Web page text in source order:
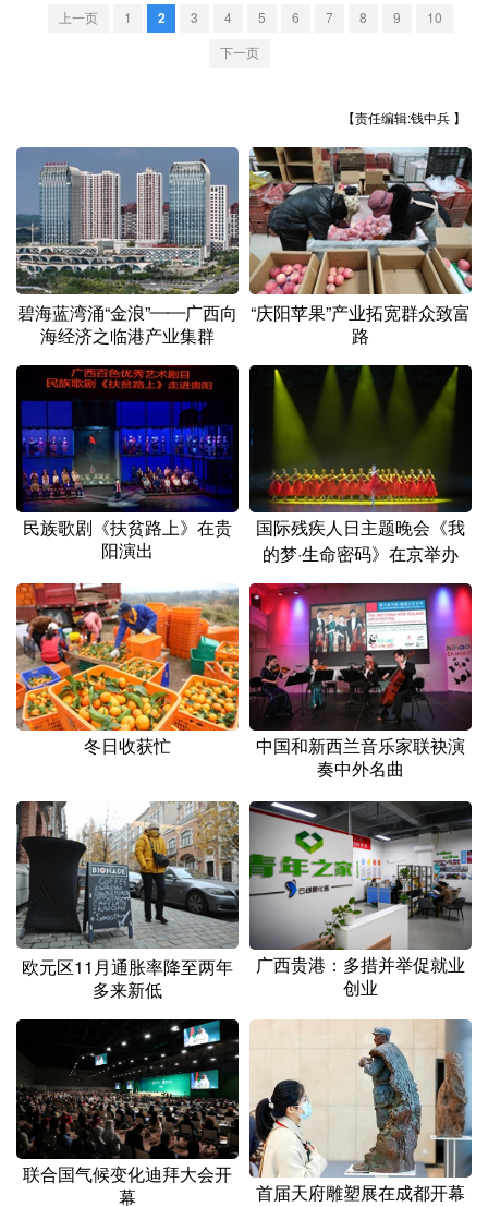
多语种频道
Deutsch Português
上一页 1 2 3 4 5 6 7 8 9 10
下一页
【责任编辑:钱中兵 】
碧海蓝湾涌“金浪”——广西向
海经济之临港产业集群
“庆阳苹果”产业拓宽群众致富
路
民族歌剧《扶贫路上》在贵
阳演出
国际残疾人日主题晚会《我
的梦·生命密码》在京举办
冬日收获忙
中国和新西兰音乐家联袂演
奏中外名曲
欧元区11月通胀率降至两年
多来新低
广西贵港：多措并举促就业
创业
联合国气候变化迪拜大会开
幕
首届天府雕塑展在成都开幕